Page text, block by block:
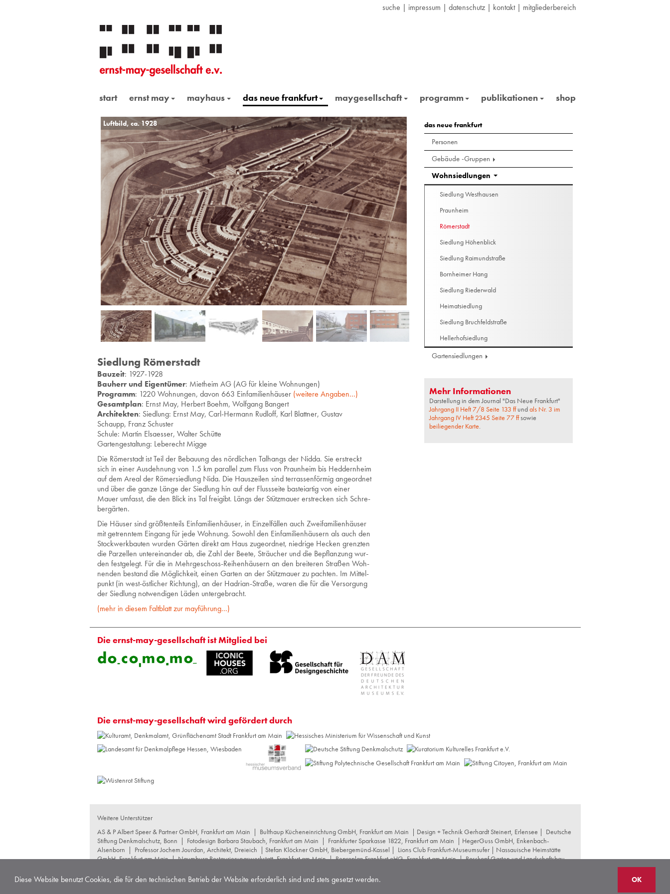
Diese Website benutzt Cookies, die für den technischen Betrieb der Website erforderlich sind und stets gesetzt werden. OK
suche | impressum | datenschutz | kontakt| mitgliederbereich
start ernst may mayhaus das neue frankfurt maygesellschaft programm publikationen shop
Luftbild, ca. 1928 In der Römerstadt 177-183
Siedlung Römerstadt
Bau­zeit: 1927-1928
Bau­herr und Ei­gen­tü­mer: Miet­heim AG (AG für klei­ne Woh­nun­gen)
Pro­gramm: 1220 Woh­nun­gen, davon 663 Ein­fa­mi­li­en­häu­ser (wei­te­re An­ga­ben...)
Ge­samt­plan: Ernst May, Her­bert Boehm, Wolf­gang Ban­gert
Ar­chi­tek­ten: Sied­lung: Ernst May, Carl-Her­mann Rud­loff, Karl Blatt­ner, Gus­tav
Schaupp, Franz Schus­ter
Schu­le: Mar­tin El­sa­es­ser, Wal­ter Schüt­te
Gar­ten­ge­stal­tung: Le­be­recht Migge
Die Rö­mer­stadt ist Teil der Be­bau­ung des nörd­li­chen Tal­hangs der Nidda. Sie er­streckt
sich in einer Aus­deh­nung von 1.5 km par­al­lel zum Fluss von Praun­heim bis Hed­dern­heim
auf dem Areal der Rö­mer­sied­lung Nida. Die Haus­zei­len sind ter­ras­sen­för­mig an­ge­ord­net
und über die ganze Länge der Sied­lung hin auf der Fluss­sei­te bas­tei­ar­tig von einer
Mauer um­fasst, die den Blick ins Tal frei­gibt. Längs der Stütz­mau­er er­stre­cken sich Schre­
ber­gär­ten.
Die Häu­ser sind größ­ten­teils Ein­fa­mi­li­en­häu­ser, in Ein­zel­fäl­len auch Zwei­fa­mi­li­en­häu­ser
mit ge­trenn­tem Ein­gang für jede Woh­nung. So­wohl den Ein­fa­mi­li­en­häu­sern als auch den
Stock­werk­bau­ten wur­den Gär­ten di­rekt am Haus zu­ge­ord­net, nied­ri­ge He­cken grenz­ten
die Par­zel­len un­ter­ein­an­der ab, die Zahl der Beete, Sträu­cher und die Be­pflan­zung wur­
den fest­ge­legt. Für die in Mehr­ge­schoss-Rei­hen­häu­sern an den brei­te­ren Stra­ßen Woh­
nen­den be­stand die Mög­lich­keit, einen Gar­ten an der Stütz­mau­er zu pach­ten. Im Mit­tel­
punkt (in west-öst­li­cher Rich­tung), an der Ha­dri­an-Stra­ße, waren die für die Ver­sor­gung
der Sied­lung not­wen­di­gen Läden un­ter­ge­bracht.
(mehr in die­sem Falt­blatt zur may­füh­rung...)
das neue frankfurt
Personen
Gebäude -Gruppen
Wohnsiedlungen
Siedlung Westhausen
Praunheim
Römerstadt
Siedlung Höhenblick
Siedlung Raimundstraße
Bornheimer Hang
Siedlung Riederwald
Heimatsiedlung
Siedlung Bruchfeldstraße
Hellerhofsiedlung
Gartensiedlungen
Mehr Informationen
Darstellung in dem Journal "Das Neue Frankfurt"
Jahrgang II Heft 7/8 Seite 133 ffundals Nr. 3 im
Jahrgang IV Heft 2345 Seite 77 ffsowie
beiliegender Karte
Die ernst-may-gesellschaft ist Mitglied bei
Die ernst-may-gesellschaft wird gefördert durch
Weitere Unterstützer
AS & P Albert Speer & Partner GmbH, Frankfurt am Main
Bulthaup Kücheneinrichtung GmbH, Frankfurt am Main | Design + Technik Gerhardt Steinert, Erlensee | Deutsche
Stiftung Denkmalschutz, Bonn
Fotodesign Barbara Staubach, Frankfurt am Main Frankfurter Sparkasse 1822, Frankfurt am Main
HegerGuss GmbH, Enkenbach-
Alsenborn
Professor Jochem Jourdan, Architekt, Dreieich | Stefan Klöckner GmbH, Biebergemünd-Kassel | Lions Club Frankfurt-Museumsufer| Nassauische Heimstätte
GmbH, Frankfurt am Main|Naumburg Restaurierungswerkstatt, Frankfurt am Main|Reproplan Frankfurt oHG, Frankfurt am Main|Rosskopf Garten und Landschaftsbau
Produktgesellschaft mbH, Waltrop |Wentz Concept Projektstrategie GmbH, Frankfurt am Main|Wüstenrot Stiftung, Stuttgart